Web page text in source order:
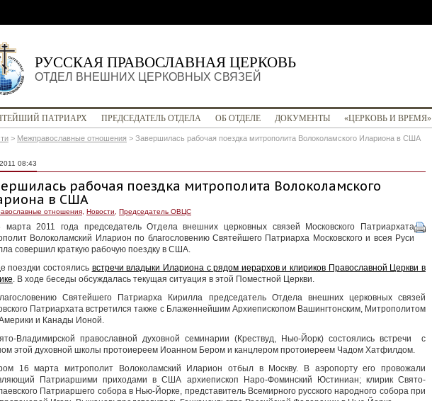
РУССКАЯ ПРАВОСЛАВНАЯ ЦЕРКОВЬ
ОТДЕЛ ВНЕШНИХ ЦЕРКОВНЫХ СВЯЗЕЙ
ПАТРИАРХ ПРЕДСЕДАТЕЛЬ ОТДЕЛА ОБ ОТДЕЛЕ ДОКУМЕНТЫ «ЦЕРКОВЬ И ВРЕМЯ»
> Межправославные отношения > Завершилась рабочая поездка митрополита Волоколамского Илариона в США
08:43
рабочая поездка митрополита Волоколамского
в США
отношения Новости Председатель ОВЦС
марта 2011 года председатель Отдела внешних церковных связей Московского Патриархата
Волоколамский Иларион по благословению Святейшего Патриарха Московского и всея Руси
совершил краткую рабочую поездку в США.
поездки состоялись встречи владыки Илариона с рядом иерархов и клириков Православной Церкви в
. В ходе беседы обсуждалась текущая ситуация в этой Поместной Церкви.
Святейшего Патриарха Кирилла председатель Отдела внешних церковных связей
Патриархата встретился также с Блаженнейшим Архиепископом Вашингтонским, Митрополитом
и Канады Ионой.
Владимирской православной духовной семинарии (Крествуд, Нью-Йорк) состоялись встречи с
этой духовной школы протоиереем Иоанном Бером и канцлером протоиереем Чадом Хатфилдом.
16 марта митрополит Волоколамский Иларион отбыл в Москву. В аэропорту его провожали
Патриаршими приходами в США архиепископ Наро-Фоминский Юстиниан; клирик Свято-
Патриаршего собора в Нью-Йорке, представитель Всемирного русского народного собора при